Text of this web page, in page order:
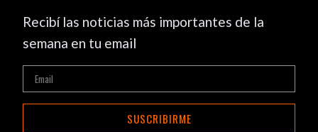
Recibí las noticias más importantes de la
semana en tu email
SUSCRIBIRME